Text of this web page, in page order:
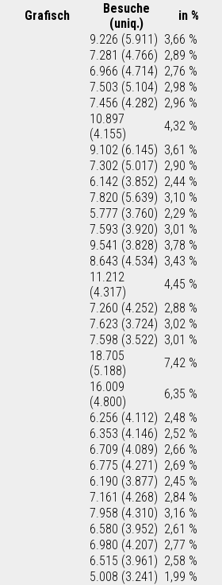
Grafisch
Besuche
(uniq.)
in %
9.226 (5.911) 3,66 %
7.281 (4.766) 2,89 %
6.966 (4.714) 2,76 %
7.503 (5.104) 2,98 %
7.456 (4.282) 2,96 %
10.897
(4.155)
4,32 %
9.102 (6.145) 3,61 %
7.302 (5.017) 2,90 %
6.142 (3.852) 2,44 %
7.820 (5.639) 3,10 %
5.777 (3.760) 2,29 %
7.593 (3.920) 3,01 %
9.541 (3.828) 3,78 %
8.643 (4.534) 3,43 %
11.212
(4.317)
4,45 %
7.260 (4.252) 2,88 %
7.623 (3.724) 3,02 %
7.598 (3.522) 3,01 %
18.705
(5.188)
7,42 %
16.009
(4.800)
6,35 %
6.256 (4.112) 2,48 %
6.353 (4.146) 2,52 %
6.709 (4.089) 2,66 %
6.775 (4.271) 2,69 %
6.190 (3.877) 2,45 %
7.161 (4.268) 2,84 %
7.958 (4.310) 3,16 %
6.580 (3.952) 2,61 %
6.980 (4.207) 2,77 %
6.515 (3.961) 2,58 %
5.008 (3.241) 1,99 %